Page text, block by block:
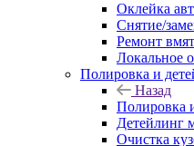
Оклейка
Снятие/
Ремонт
Локальное
Полировка и
Назад
Полировка
Детейлинг
Очистка